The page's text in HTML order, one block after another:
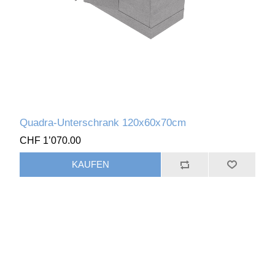
Quadra-Unterschrank 120x60x70cm
CHF 1’070.00